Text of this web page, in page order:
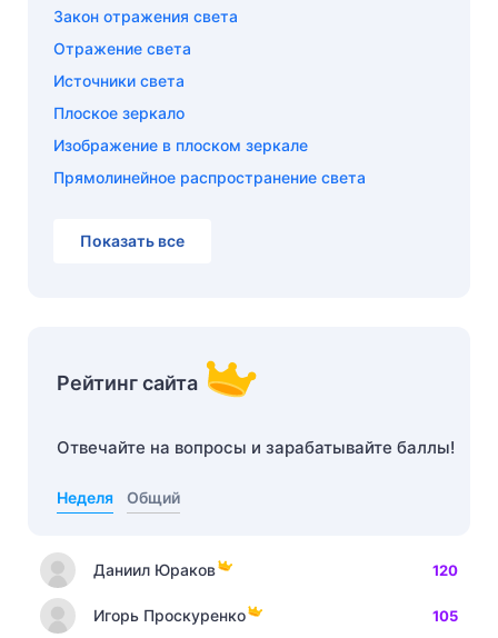
Закон отражения света
Отражение света
Источники света
Плоское зеркало
Изображение в плоском зеркале
Прямолинейное распространение света
Показать все
Рейтинг сайта
Отвечайте на вопросы и зарабатывайте баллы!
Неделя Общий
Даниил Юраков 120
Игорь Проскуренко 105